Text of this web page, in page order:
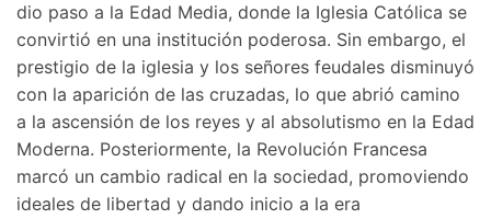
dio paso a la Edad Media, donde la Iglesia Católica se
convirtió en una institución poderosa. Sin embargo, el
prestigio de la iglesia y los señores feudales disminuyó
con la aparición de las cruzadas, lo que abrió camino
a la ascensión de los reyes y al absolutismo en la Edad
Moderna. Posteriormente, la Revolución Francesa
marcó un cambio radical en la sociedad, promoviendo
ideales de libertad y dando inicio a la era